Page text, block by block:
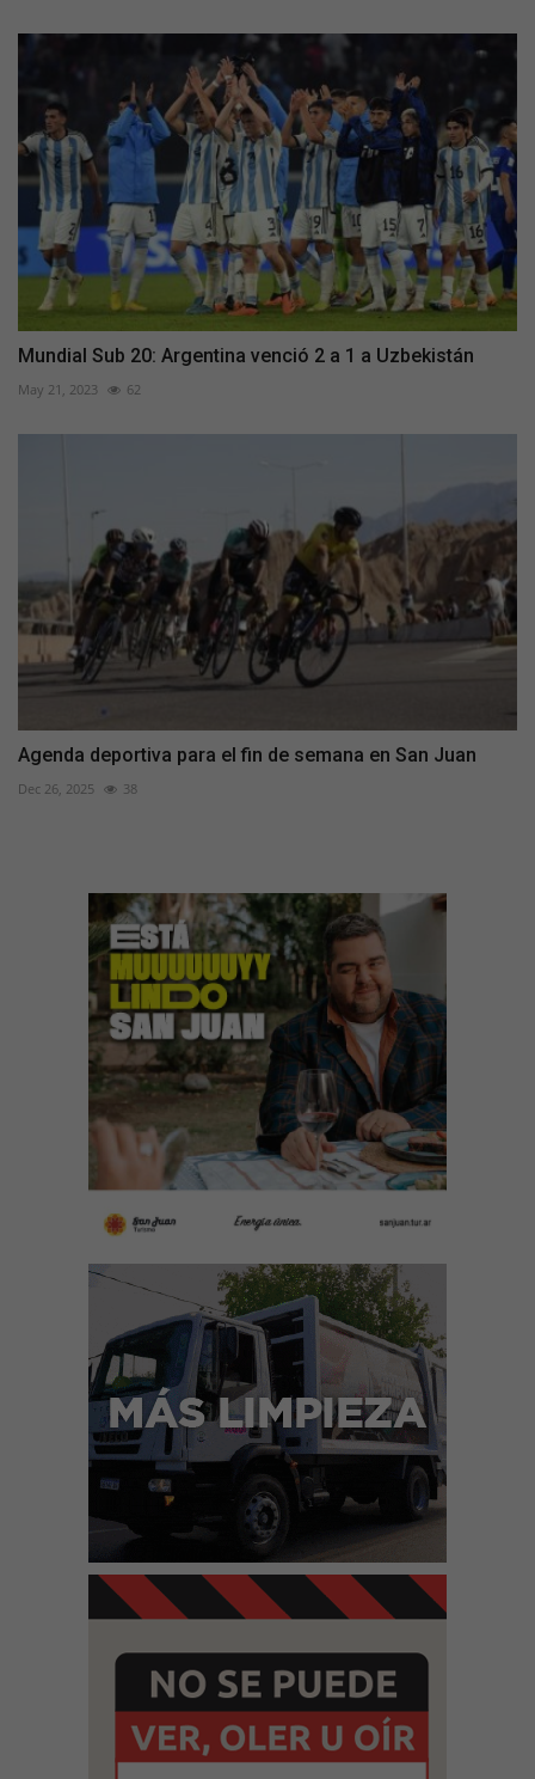
Mundial Sub 20: Argentina venció 2 a 1 a Uzbekistán
May 21, 2023 62
Agenda deportiva para el fin de semana en San Juan
Dec 26, 2025 38